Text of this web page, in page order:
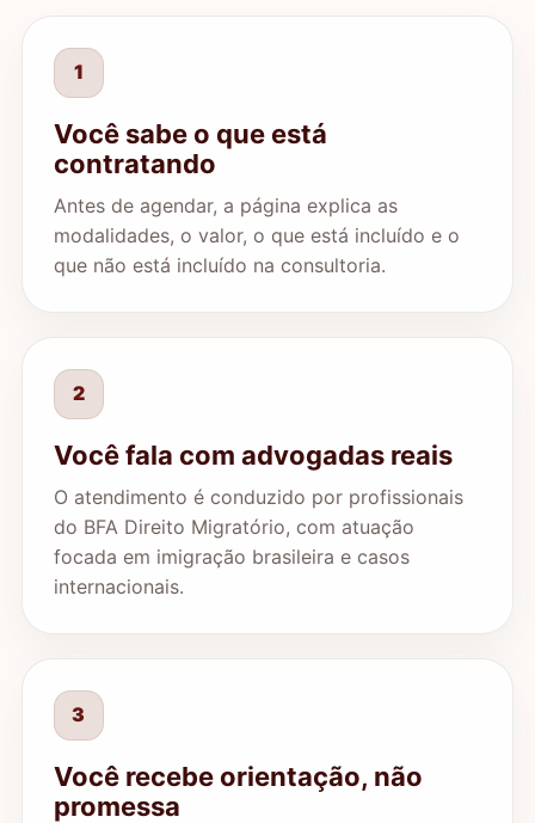
1
Você sabe o que está
contratando
Antes de agendar, a página explica as
modalidades, o valor, o que está incluído e o
que não está incluído na consultoria.
2
Você fala com advogadas reais
O atendimento é conduzido por profissionais
do BFA Direito Migratório, com atuação
focada em imigração brasileira e casos
internacionais.
3
Você recebe orientação, não
promessa